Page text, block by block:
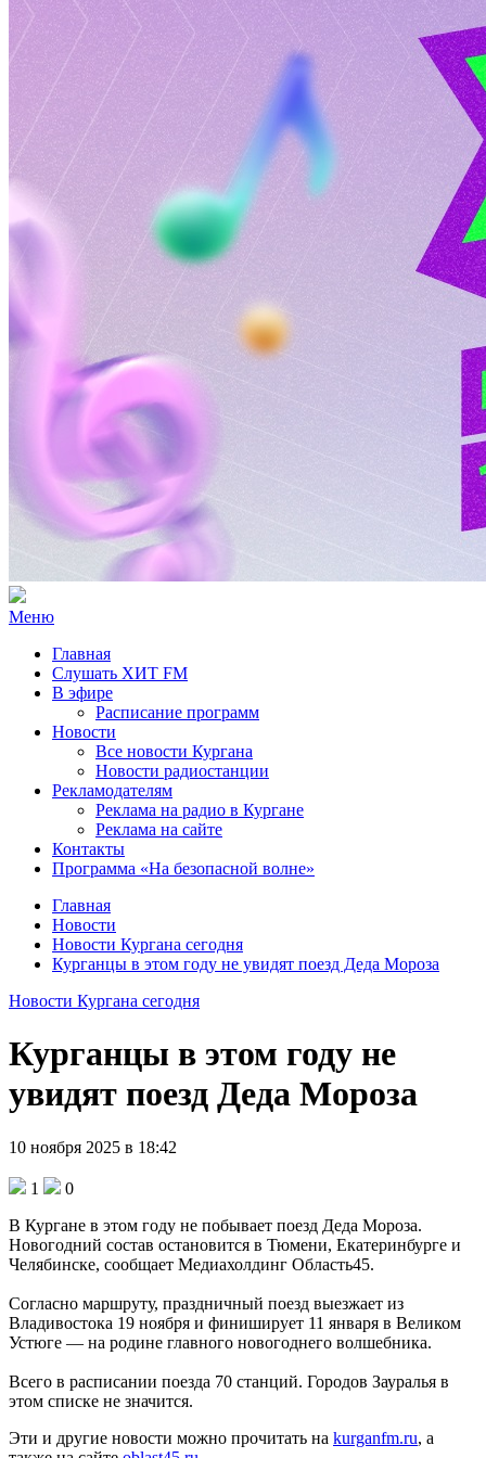
Меню
Главная
Слушать ХИТ FM
В эфире
Расписание программ
Новости
Все новости Кургана
Новости радиостанции
Рекламодателям
Реклама на радио в Кургане
Реклама на сайте
Контакты
Программа «На безопасной волне»
Главная
Новости
Новости Кургана сегодня
Курганцы в этом году не увидят поезд Деда Мороза
Новости Кургана сегодня
Курганцы в этом году не
увидят поезд Деда Мороза
10 ноября 2025 в 18:42
1
0
В Кургане в этом году не побывает поезд Деда Мороза.
Новогодний состав остановится в Тюмени, Екатеринбурге и
Челябинске, сообщает Медиахолдинг Область45.
Согласно маршруту, праздничный поезд выезжает из
Владивостока 19 ноября и финиширует 11 января в Великом
Устюге — на родине главного новогоднего волшебника.
Всего в расписании поезда 70 станций. Городов Зауралья в
этом списке не значится.
Эти и другие новости можно прочитать на kurganfm.ru, а